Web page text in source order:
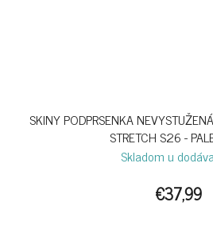
SKINY PODPRSENKA
STRETCH S26 -
Skladom u
€37,99